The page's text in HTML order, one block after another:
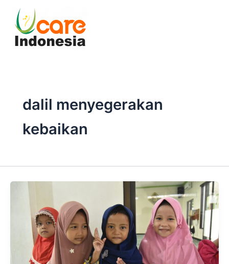
content
dalil menyegerakan
kebaikan